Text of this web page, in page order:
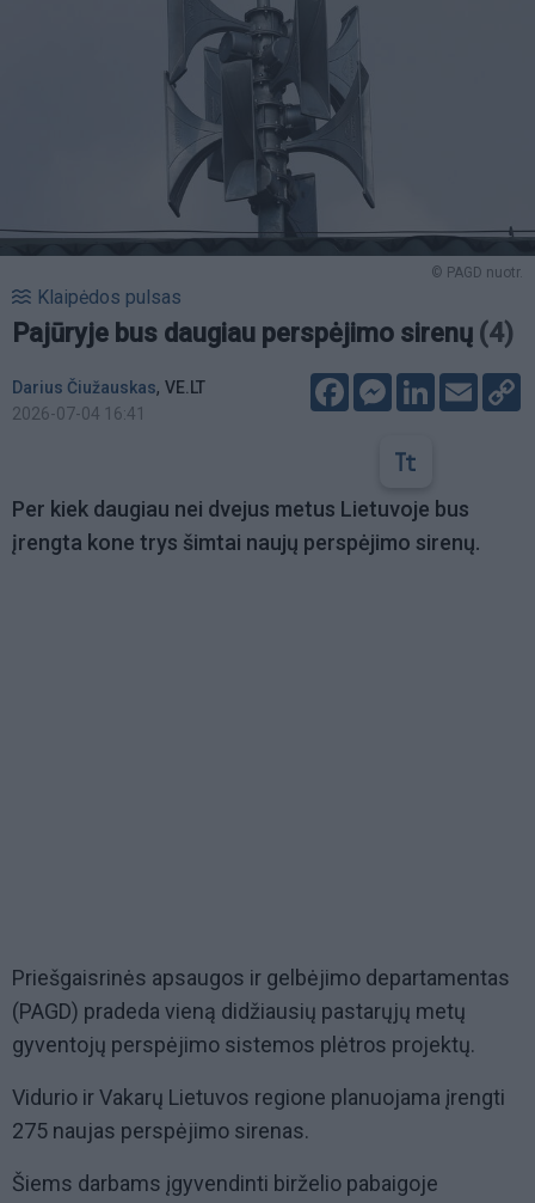
© PAGD nuotr.
Klaipėdos pulsas
Pajūryje bus daugiau perspėjimo sirenų (4)
Darius Čiužauskas, VE.LT
2026-07-04 16:41
FacebookMessenger
LinkedIn
Email
Per kiek daugiau nei dvejus metus Lietuvoje bus
įrengta kone trys šimtai naujų perspėjimo sirenų.
Priešgaisrinės apsaugos ir gelbėjimo departamentas
(PAGD) pradeda vieną didžiausių pastarųjų metų
gyventojų perspėjimo sistemos plėtros projektų.
Vidurio ir Vakarų Lietuvos regione planuojama įrengti
275 naujas perspėjimo sirenas.
Šiems darbams įgyvendinti birželio pabaigoje